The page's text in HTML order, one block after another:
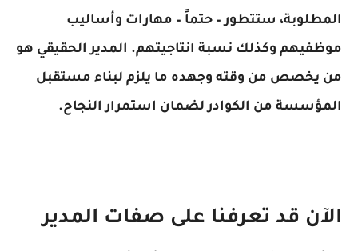
المطلوبة، ستتطور – حتماً – مهارات وأساليب
موظفيهم وكذلك نسبة انتاجيتهم. المدير الحقيقي هو
من يخصص من وقته وجهده ما يلزم لبناء مستقبل
المؤسسة من الكوادر لضمان استمرار النجاح.
الآن قد تعرفنا على صفات المدير